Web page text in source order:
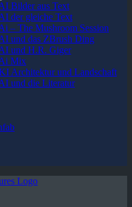
Bilder aus Text
der gleiche Text
– The Mushroom Session
und das ZBrush Ding
und H.R. Giger
Mix
Architektur und Landschaft
und die Literatur